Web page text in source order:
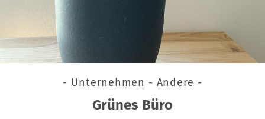
- Unternehmen - Andere -
Grünes Büro